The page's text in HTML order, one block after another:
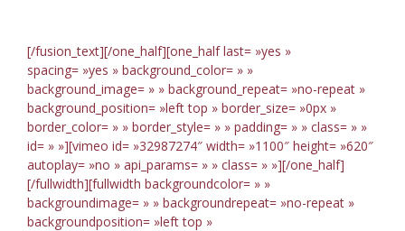
[/fusion_text][/one_half][one_half last= »yes »
spacing= »yes » background_color= » »
background_image= » » background_repeat= »no-repeat »
background_position= »left top » border_size= »0px »
border_color= » » border_style= » » padding= » » class= » »
id= » »][vimeo id= »32987274″ width= »1100″ height= »620″
autoplay= »no » api_params= » » class= » »][/one_half]
[/fullwidth][fullwidth backgroundcolor= » »
backgroundimage= » » backgroundrepeat= »no-repeat »
backgroundposition= »left top »